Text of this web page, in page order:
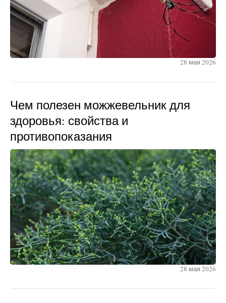
28 мая 2026
Чем полезен можжевельник для
здоровья: свойства и
противопоказания
28 мая 2026